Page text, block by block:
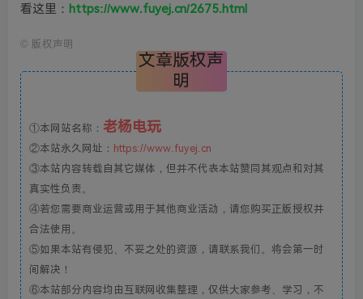
看这里： https://www.fuyej.cn/2675.html
© 版权声明
文章版权声
明
①本网站名称： 老杨电玩
②本站永久网址： https://www.fuyej.cn
③本站内容转载自其它媒体，但并不代表本站赞同其观点和对其
真实性负责。
④若您需要商业运营或用于其他商业活动，请您购买正版授权并
合法使用。
⑤如果本站有侵犯、不妥之处的资源，请联系我们。将会第一时
间解决！
⑥本站部分内容均由互联网收集整理，仅供大家参考、学习，不